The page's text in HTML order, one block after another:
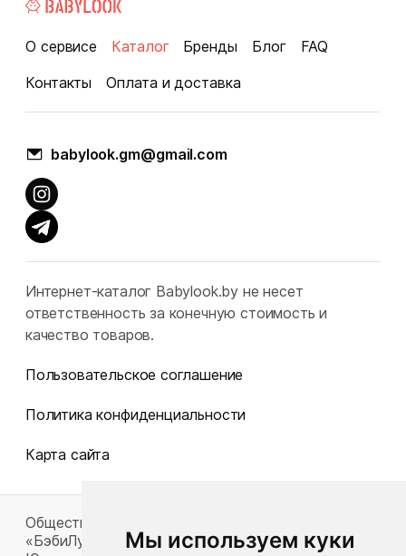
Мы используем куки
О сервисе Каталог Бренды Блог
FAQ
Контакты
Оплата и доставка
babylook.gm@gmail.com
Интернет-каталог Babylook.by не несет
ответственность за конечную стоимость и
качество товаров.
Пользовательское соглашение
Политика конфиденциальности
Карта сайта
Общество с ограниченной ответственностью
«БэбиЛук»